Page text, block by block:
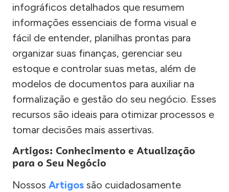
infográficos detalhados que resumem
informações essenciais de forma visual e
fácil de entender, planilhas prontas para
organizar suas finanças, gerenciar seu
estoque e controlar suas metas, além de
modelos de documentos para auxiliar na
formalização e gestão do seu negócio. Esses
recursos são ideais para otimizar processos e
tomar decisões mais assertivas.
Artigos: Conhecimento e Atualização
para o Seu Negócio
Nossos Artigos são cuidadosamente